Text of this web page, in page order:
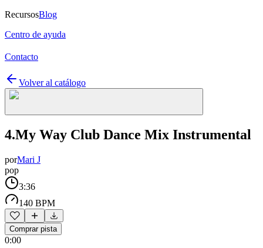
RecursosBlog
Centro de ayuda
Contacto
Volver al catálogo
4.My Way Club Dance Mix Instrumental
porMari J
pop
3:36
140 BPM
Comprar pista
0:00